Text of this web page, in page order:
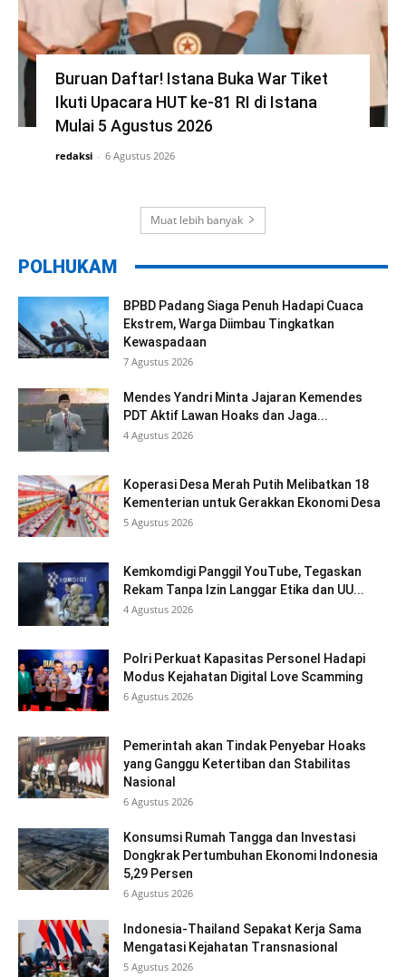
Buruan Daftar! Istana Buka War Tiket
Ikuti Upacara HUT ke-81 RI di Istana
Mulai 5 Agustus 2026
redaksi - 6 Agustus 2026
Muat lebih banyak
POLHUKAM
BPBD Padang Siaga Penuh Hadapi Cuaca
Ekstrem, Warga Diimbau Tingkatkan
Kewaspadaan
7 Agustus 2026
Mendes Yandri Minta Jajaran Kemendes
PDT Aktif Lawan Hoaks dan Jaga...
4 Agustus 2026
Koperasi Desa Merah Putih Melibatkan 18
Kementerian untuk Gerakkan Ekonomi Desa
5 Agustus 2026
Kemkomdigi Panggil YouTube, Tegaskan
Rekam Tanpa Izin Langgar Etika dan UU...
4 Agustus 2026
Polri Perkuat Kapasitas Personel Hadapi
Modus Kejahatan Digital Love Scamming
6 Agustus 2026
Pemerintah akan Tindak Penyebar Hoaks
yang Ganggu Ketertiban dan Stabilitas
Nasional
6 Agustus 2026
Konsumsi Rumah Tangga dan Investasi
Dongkrak Pertumbuhan Ekonomi Indonesia
5,29 Persen
6 Agustus 2026
Indonesia-Thailand Sepakat Kerja Sama
Mengatasi Kejahatan Transnasional
5 Agustus 2026